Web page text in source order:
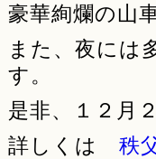
豪華絢爛の山
また、夜には
す。
是非、１２月
詳しくは 秩